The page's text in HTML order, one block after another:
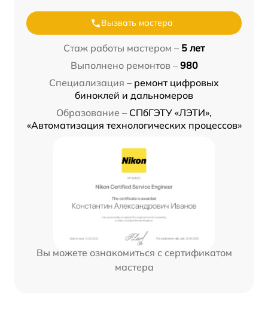
Вызвать мастера
Стаж работы мастером – 5 лет
Выполнено ремонтов – 980
Специализация – ремонт цифровых
биноклей и дальномеров
Образование – СПбГЭТУ «ЛЭТИ»,
«Автоматизация технологических процессов»
Вы можете ознакомиться с сертификатом
мастера